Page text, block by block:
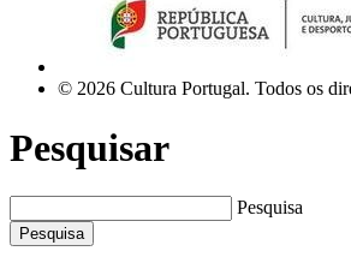
© 2026 Cultura Portugal. Todos os
Pesquisar
Pesquisa
Pesquisa